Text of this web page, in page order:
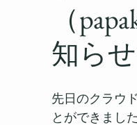
（
知らせ
先日のクラウ
とができました